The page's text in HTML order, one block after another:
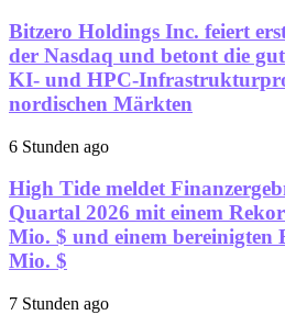
Bitzero Holdings Inc. feiert
der Nasdaq und betont die
KI- und HPC-
nordischen Märkten
6 Stunden ago
High Tide meldet
Quartal 2026 mit einem
Mio. $ und einem bereinigten
Mio. $
7 Stunden ago